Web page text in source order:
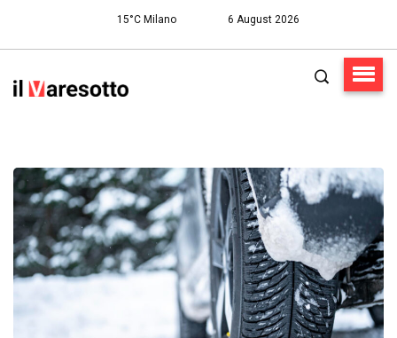
15°C Milano 6 August 2026